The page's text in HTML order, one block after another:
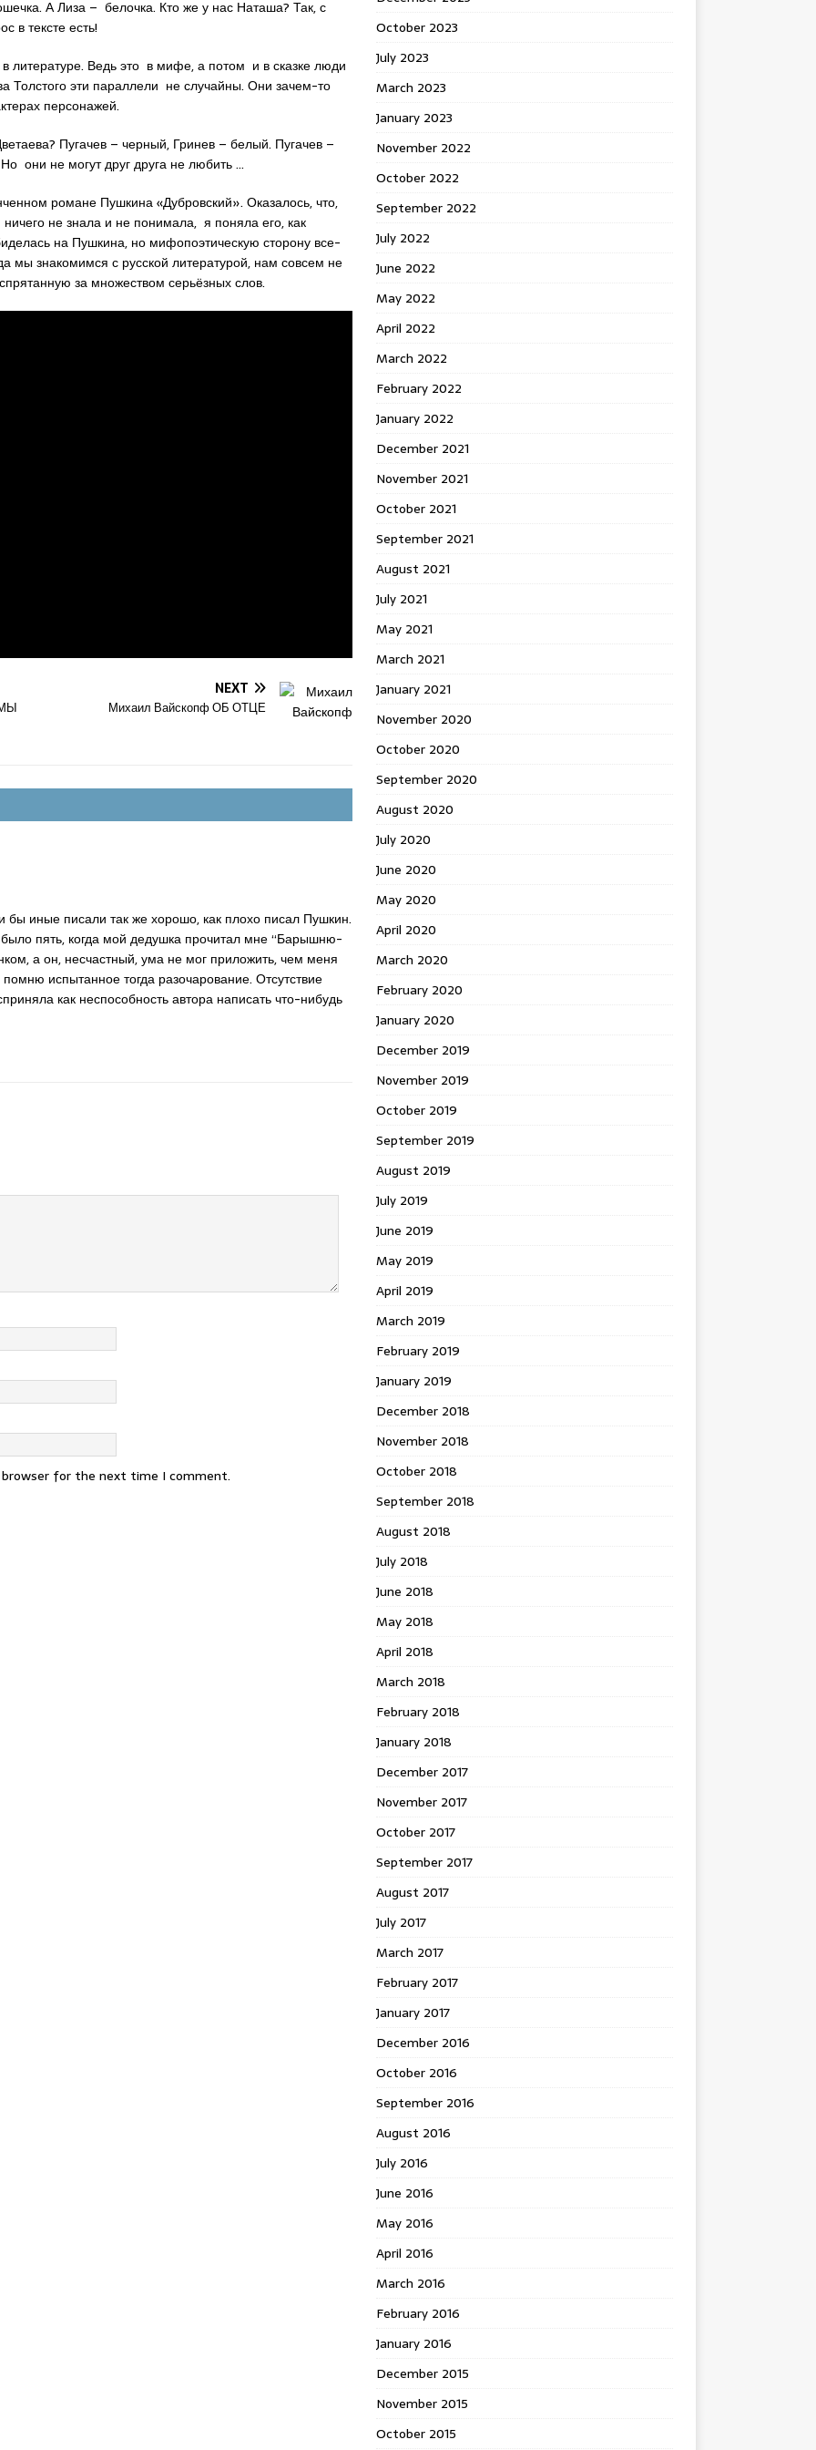
А Лиза – белочка. Кто же у нас Наташа? Так, с
в тексте есть!
литературе. Ведь это в мифе, а потом и в сказке люди
Толстого эти параллели не случайны. Они зачем-то
персонажей.
Пугачев – черный, Гринев – белый. Пугачев –
они не могут друг друга не любить …
романе Пушкина «Дубровский». Оказалось, что,
не знала и не понимала, я поняла его, как
на Пушкина, но мифопоэтическую сторону все-
мы знакомимся с русской литературой, нам совсем не
за множеством серьёзных слов.
NEXT
Михаил Вайскопф ОБ ОТЦЕ
бы иные писали так же хорошо, как плохо писал Пушкин.
пять, когда мой дедушка прочитал мне “Барышню-
а он, несчастный, ума не мог приложить, чем меня
испытанное тогда разочарование. Отсутствие
как неспособность автора написать что-нибудь
for the next time I comment.
October 2023
July 2023
March 2023
January 2023
November 2022
October 2022
September 2022
July 2022
June 2022
May 2022
April 2022
March 2022
February 2022
January 2022
December 2021
November 2021
October 2021
September 2021
August 2021
July 2021
May 2021
March 2021
January 2021
November 2020
October 2020
September 2020
August 2020
July 2020
June 2020
May 2020
April 2020
March 2020
February 2020
January 2020
December 2019
November 2019
October 2019
September 2019
August 2019
July 2019
June 2019
May 2019
April 2019
March 2019
February 2019
January 2019
December 2018
November 2018
October 2018
September 2018
August 2018
July 2018
June 2018
May 2018
April 2018
March 2018
February 2018
January 2018
December 2017
November 2017
October 2017
September 2017
August 2017
July 2017
March 2017
February 2017
January 2017
December 2016
October 2016
September 2016
August 2016
July 2016
June 2016
May 2016
April 2016
March 2016
February 2016
January 2016
December 2015
November 2015
October 2015